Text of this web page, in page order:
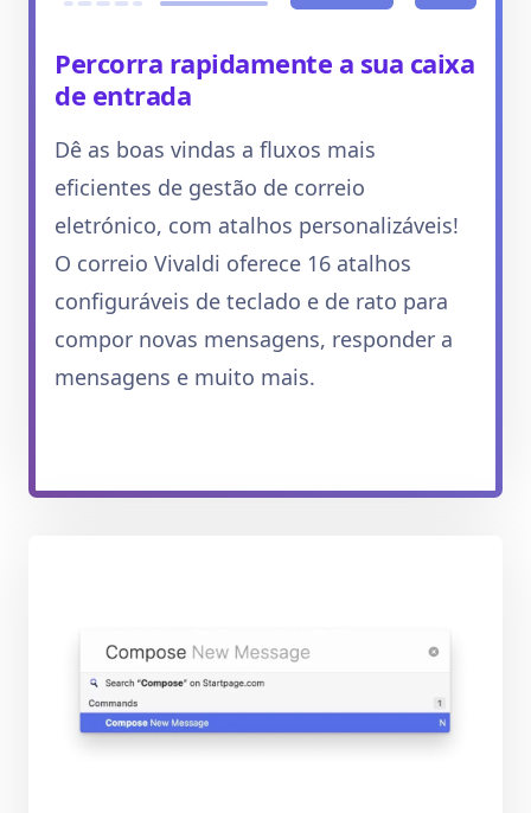
Percorra rapidamente a sua caixa
de entrada
Dê as boas vindas a fluxos mais
eficientes de gestão de correio
eletrónico, com atalhos personalizáveis!
O correio Vivaldi oferece 16 atalhos
configuráveis de teclado e de rato para
compor novas mensagens, responder a
mensagens e muito mais.